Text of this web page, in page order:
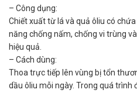
– Công dụng:
Chiết xuất từ lá và quả ôliu có
năng chống nấm, chống vi trùng
hiệu quả.
– Cách dùng:
Thoa trực tiếp lên vùng bị tổn
dầu ôliu mỗi ngày. Trong quá trình